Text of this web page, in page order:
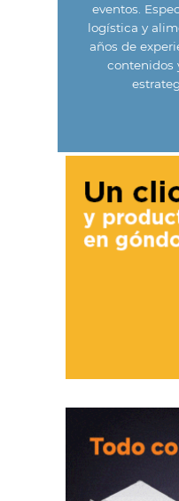
eventos.
logística y
años de
contenidos